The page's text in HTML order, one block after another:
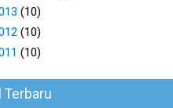
(10)
(10)
(10)
Terbaru